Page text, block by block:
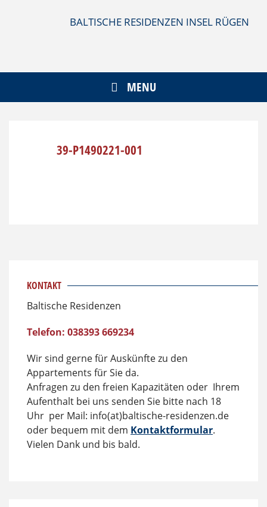
BALTISCHE RESIDENZEN INSEL RÜGEN
MENU
39-P1490221-001
KONTAKT
Baltische Residenzen
Telefon: 038393 669234
Wir sind gerne für Auskünfte zu den
Appartements für Sie da.
Anfragen zu den freien Kapazitäten oder Ihrem
Aufenthalt bei uns senden Sie bitte nach 18
Uhr per Mail: info(at)baltische-residenzen.de
oder bequem mit dem Kontaktformular.
Vielen Dank und bis bald.